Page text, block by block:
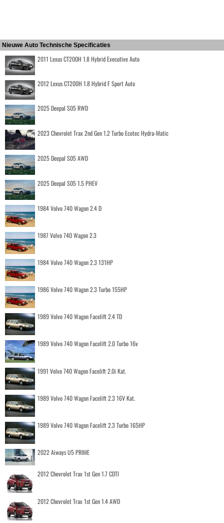
Nieuwe Auto Technische Specificaties
2011 Lexus CT200H 1.8 Hybrid Executive Auto
2012 Lexus CT200H 1.8 Hybrid F Sport Auto
2025 Deepal S05 RWD
2023 Chevrolet Trax 2nd Gen 1.2 Turbo Ecotec Hydra-Matic
2025 Deepal S05 AWD
2025 Deepal S05 1.5 PHEV
1984 Volvo 740 Wagon 2.4 D
1987 Volvo 740 Wagon 2.3
1984 Volvo 740 Wagon 2.3 131HP
1986 Volvo 740 Wagon 2.3 Turbo 155HP
1989 Volvo 740 Wagon Facelift 2.4 TD
1989 Volvo 740 Wagon Facelift 2.0 Turbo 16v
1991 Volvo 740 Wagon Facelift 2.0i Kat.
1989 Volvo 740 Wagon Facelift 2.3 16V Kat.
1989 Volvo 740 Wagon Facelift 2.3 Turbo 165HP
2022 Aiways U5 PRIME
2012 Chevrolet Trax 1st Gen 1.7 CDTI
2012 Chevrolet Trax 1st Gen 1.4 AWD